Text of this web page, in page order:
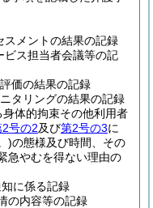
スメントの結果の記録
ビス担当者会議等の記
価の結果の記録
タリングの結果の記録
体的拘束その他利用者
号の2及び第2号の3に
)の態様及び時間、その
急やむを得ない理由の
に係る記録
の内容等の記録